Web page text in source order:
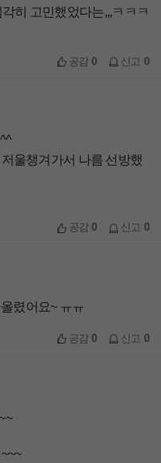
히 고민했었다는,,,ㅋㅋㅋ
공감0 신고 0
울챙겨가서 나름 선방했
공감0 신고 0
렸어요~ ㅠㅠ
공감0 신고 0